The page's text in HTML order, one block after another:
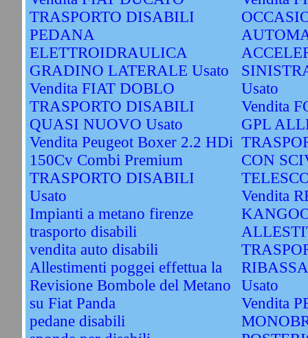
TRASPORTO DISABILI
PEDANA
ELETTROIDRAULICA
GRADINO LATERALE Usato
Vendita FIAT DOBLO
TRASPORTO DISABILI
QUASI NUOVO Usato
Vendita Peugeot Boxer 2.2 HDi
150Cv Combi Premium
TRASPORTO DISABILI
Usato
Impianti a metano firenze
trasporto disabili
vendita auto disabili
Allestimenti poggei effettua la
Revisione Bombole del Metano
su Fiat Panda
pedane disabili
Usato
Vendita
GPL
CON
Vendita
Usato
Vendita